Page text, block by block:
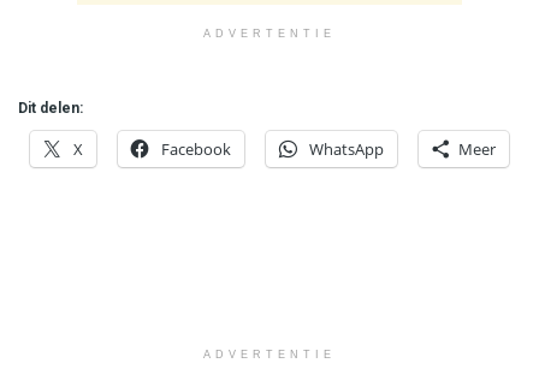
ADVERTENTIE
Dit delen:
X Facebook WhatsApp Meer
ADVERTENTIE